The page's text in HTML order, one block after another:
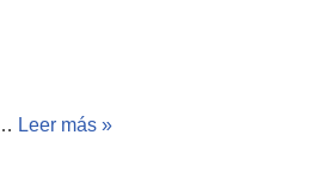
Leer más »